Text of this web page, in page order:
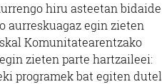
hiru asteetan bidaide
aurreskuagaz egin zieten
Komunitatearentzako
zieten parte hartzaileei:
programek bat egiten